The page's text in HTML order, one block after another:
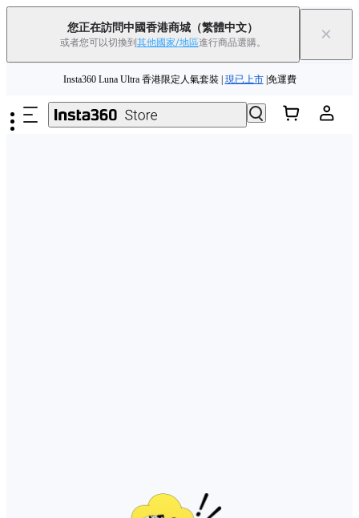
您正在訪問中國香港商城 （繁體中文）
或者您可以切換到 其他國家/地區進行商品選購。 ×
舊機換新機，享現金回饋或優惠券|了解更多
Insta360 Luna Ultra 香港限定人氣套裝 | 現已上市|免運費